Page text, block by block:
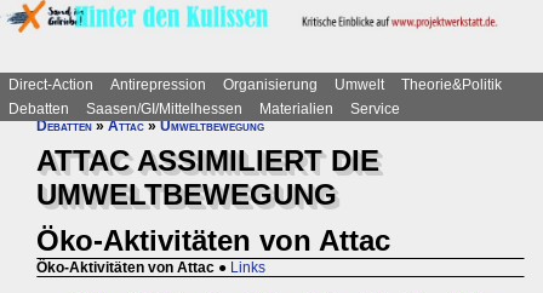
Direct-Action Antirepression Organisierung Umwelt
Theorie&Politik
Debatten
Saasen/GI/Mittelhessen Materialien
Service
Debatten»Attac»Umweltbewegung
ATTAC ASSIMILIERT DIE
UMWELTBEWEGUNG
Öko-Aktivitäten von Attac
Öko-Aktivitäten von Attac ● Links